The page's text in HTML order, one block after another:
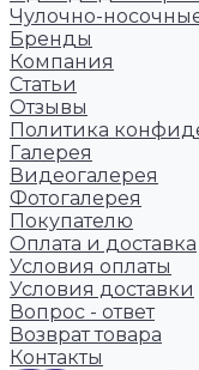
Чулочно-
Бренды
Компания
Статьи
Отзывы
Политика
Галерея
Видеогалерея
Фотогалерея
Покупателю
Оплата и доставка
Условия оплаты
Условия доставки
Вопрос - ответ
Возврат товара
Контакты